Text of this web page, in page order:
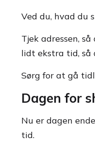
Ved du, hvad du
Tjek adressen,
lidt ekstra tid, så
Sørg for at gå
Dagen for
Nu er dagen
tid.